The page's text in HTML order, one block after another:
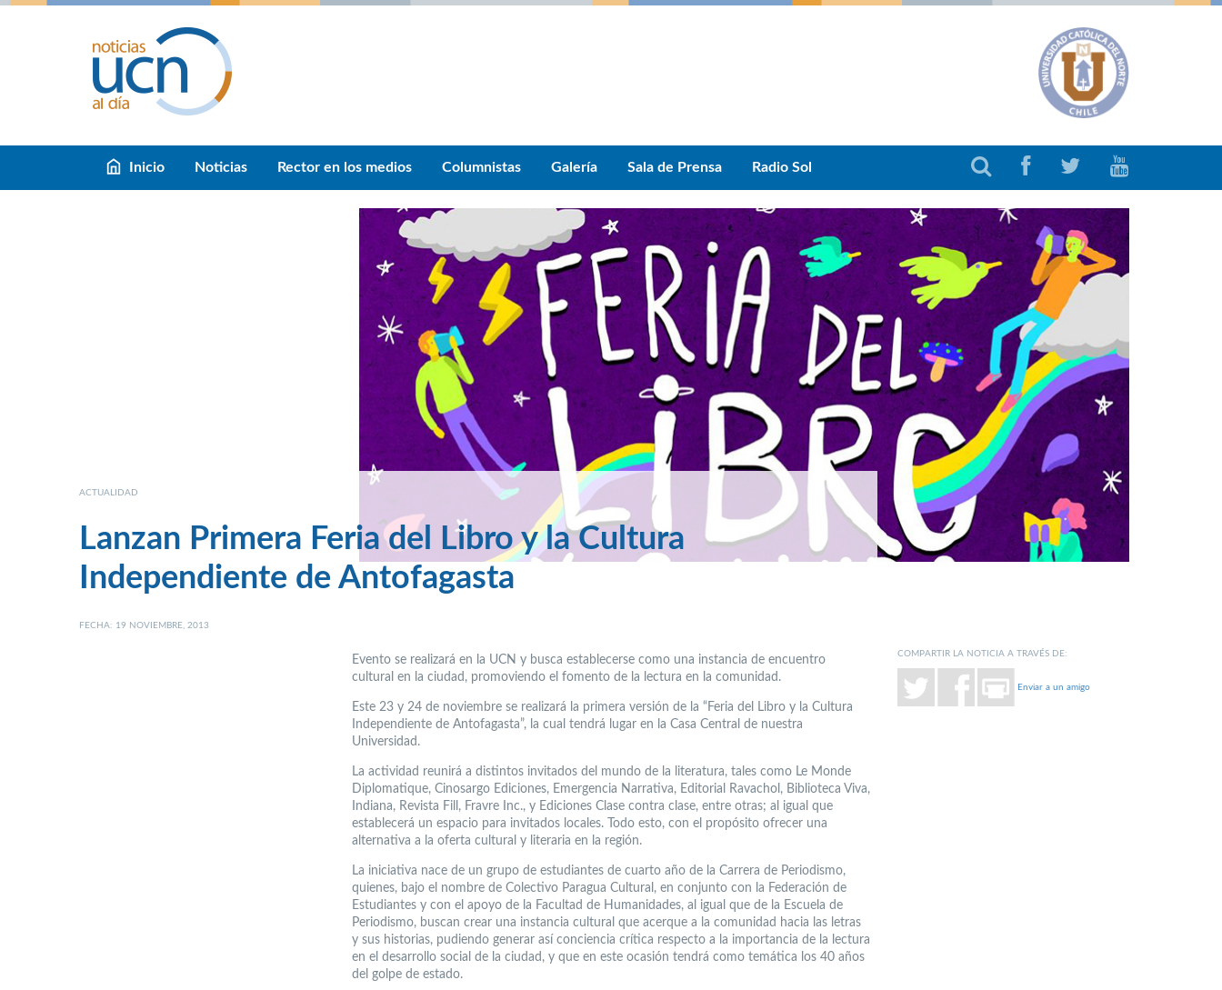
Inicio Noticias Rector en los medios Columnistas Galería Sala de Prensa Radio Sol
ACTUALIDAD
Lanzan Primera Feria del Libro y la Cultura
Independiente de Antofagasta
FECHA: 19 NOVIEMBRE, 2013
Evento se realizará en la UCN y busca establecerse como una instancia de encuentro
cultural en la ciudad, promoviendo el fomento de la lectura en la comunidad.
Este 23 y 24 de noviembre se realizará la primera versión de la “Feria del Libro y la Cultura
Independiente de Antofagasta”, la cual tendrá lugar en la Casa Central de nuestra
Universidad.
La actividad reunirá a distintos invitados del mundo de la literatura, tales como Le Monde
Diplomatique, Cinosargo Ediciones, Emergencia Narrativa, Editorial Ravachol, Biblioteca Viva,
Indiana, Revista Fill, Fravre Inc., y Ediciones Clase contra clase, entre otras; al igual que
establecerá un espacio para invitados locales. Todo esto, con el propósito ofrecer una
alternativa a la oferta cultural y literaria en la región.
La iniciativa nace de un grupo de estudiantes de cuarto año de la Carrera de Periodismo,
quienes, bajo el nombre de Colectivo Paragua Cultural, en conjunto con la Federación de
Estudiantes y con el apoyo de la Facultad de Humanidades, al igual que de la Escuela de
Periodismo, buscan crear una instancia cultural que acerque a la comunidad hacia las letras
y sus historias, pudiendo generar así conciencia crítica respecto a la importancia de la lectura
en el desarrollo social de la ciudad, y que en este ocasión tendrá como temática los 40 años
del golpe de estado.
COMPARTIR LA NOTICIA A TRAVÉS DE:
Enviar a un amigo